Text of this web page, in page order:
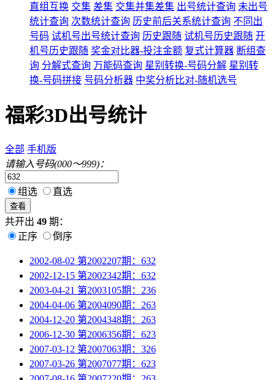
直组互换 交集 差集 交集并集差集 出号统计查询 未出号
统计查询 次数统计查询 历史前后关系统计查询 不同出
号码 试机号出号统计查询 历史跟随 试机号历史跟随 开
机号历史跟随 奖金对比器-投注金额 复式计算器 断组查
询 分解式查询 万能码查询 星别转换-号码分解 星别转
换-号码拼接 号码分析器 中奖分析比对-随机选号
福彩3D出号统计
全部 手机版
请输入号码(000～999)：
组选 直选
查看
共开出 49 期：
正序
倒序
2002-08-02 第2002207期：632
2002-12-15 第2002342期：632
2003-04-21 第2003105期：236
2004-04-06 第2004090期：263
2004-12-20 第2004348期：263
2006-12-30 第2006356期：623
2007-03-12 第2007063期：326
2007-03-26 第2007077期：623